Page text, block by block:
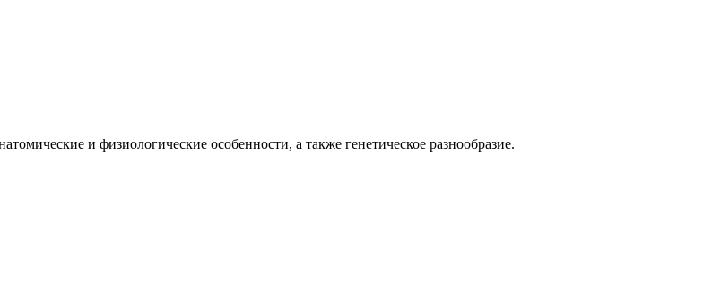
и физиологические особенности, а также генетическое разнообразие.